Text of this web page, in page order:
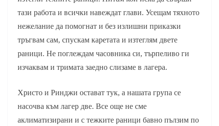
тази работа и всички навеждат глави. Усещам тяхното
нежелание да помогнат и без излишни приказки
тръгвам сам, спускам каретата и изтеглям двете
раници. Не поглеждам часовника си, търпеливо ги
изчаквам и тримата заедно слизаме в лагера.
Христо и Ринджи остават тук, а нашата група се
насочва към лагер две. Все още не сме
аклиматизирани и с тежките раници бавно пълзим по